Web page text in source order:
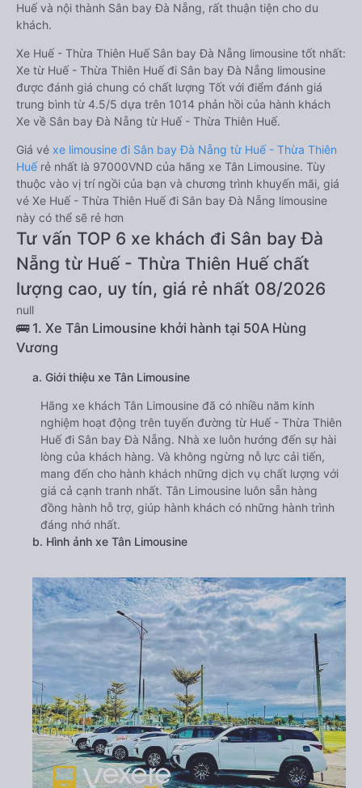
Huế và nội thành Sân bay Đà Nẵng, rất thuận tiện cho du
khách.
Xe Huế - Thừa Thiên Huế Sân bay Đà Nẵng limousine tốt nhất:
Xe từ Huế - Thừa Thiên Huế đi Sân bay Đà Nẵng limousine
được đánh giá chung có chất lượng Tốt với điểm đánh giá
trung bình từ 4.5/5 dựa trên 1014 phản hồi của hành khách
Xe về Sân bay Đà Nẵng từ Huế - Thừa Thiên Huế.
Giá vé xe limousine đi Sân bay Đà Nẵng từ Huế - Thừa Thiên
Huếrẻ nhất là 97000VND của hãng xe Tân Limousine. Tùy
thuộc vào vị trí ngồi của bạn và chương trình khuyến mãi, giá
vé Xe Huế - Thừa Thiên Huế đi Sân bay Đà Nẵng limousine
này có thể sẽ rẻ hơn
Tư vấn TOP 6 xe khách đi Sân bay Đà
Nẵng từ Huế - Thừa Thiên Huế chất
lượng cao, uy tín, giá rẻ nhất 08/2026
null
🚌 1. Xe Tân Limousine khởi hành tại 50A Hùng
Vương
a. Giới thiệu xe Tân Limousine
Hãng xe khách Tân Limousine đã có nhiều năm kinh
nghiệm hoạt động trên tuyến đường từ Huế - Thừa Thiên
Huế đi Sân bay Đà Nẵng. Nhà xe luôn hướng đến sự hài
lòng của khách hàng. Và không ngừng nỗ lực cải tiến,
mang đến cho hành khách những dịch vụ chất lượng với
giá cả cạnh tranh nhất. Tân Limousine luôn sẵn hàng
đồng hành hỗ trợ, giúp hành khách có những hành trình
đáng nhớ nhất.
b. Hình ảnh xe Tân Limousine